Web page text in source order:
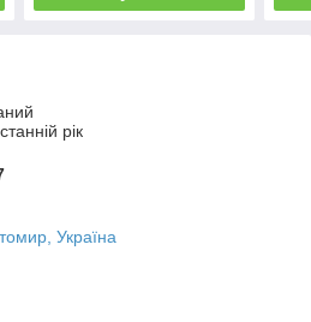
рік
Україна